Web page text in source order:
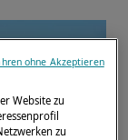
Website zu
zu
ohne Akzeptieren